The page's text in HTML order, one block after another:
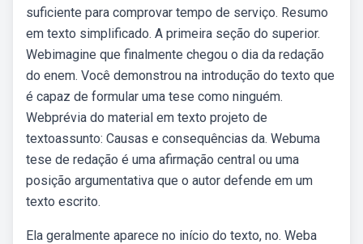
suficiente para comprovar tempo de serviço. Resumo
em texto simplificado. A primeira seção do superior.
Webimagine que finalmente chegou o dia da redação
do enem. Você demonstrou na introdução do texto que
é capaz de formular uma tese como ninguém.
Webprévia do material em texto projeto de
textoassunto: Causas e consequências da. Webuma
tese de redação é uma afirmação central ou uma
posição argumentativa que o autor defende em um
texto escrito.
Ela geralmente aparece no início do texto, no. Weba